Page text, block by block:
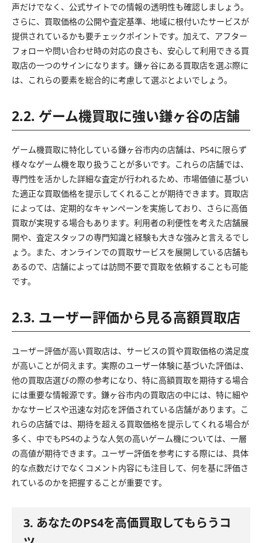
声だけでなく、公式サイトでの情報の透明性も確認しましょう。
さらに、買取価格の公開や査定基準、地域に根付いたサービスが
提供されているかも要チェックポイントです。加えて、アフター
フォローや問い合わせ時の対応の良さも、安心して利用できる買
取店の一つのサインになります。鎌ヶ谷にある買取店を選ぶ際に
は、これらの要素を総合的に考慮して選ぶとよいでしょう。
2.2. ゲーム機買取に強い鎌ヶ谷の店舗
ゲーム機買取に特化している鎌ヶ谷市内の店舗は、PS4に限らず
様々なゲーム機を取り扱うことが多いです。これらの店舗では、
専門性を活かした詳細な査定が行われるため、市場価値に基づい
た適正な買取価格を提示してくれることが期待できます。買取店
によっては、定期的なキャンペーンを実施しており、さらに高価
買取が実現する場合もあります。利用者の利便性を考えた店舗展
開や、査定スタッフの専門知識と経験も大きな強みと言えるでし
ょう。また、オンラインでの買取サービスを展開している店舗も
あるので、店舗によっては訪問不要で買取を依頼することも可能
です。
2.3. ユーザー評価から見る高額買取店
ユーザー評価が高い買取店は、サービスの質や買取価格の満足度
が高いことが伺えます。実際のユーザー体験に基づいた評価は、
他の買取店選びの際の参考になり、特に高額買取を期待する場合
には重要な情報源です。鎌ヶ谷市内の買取店の中には、特に細や
かなサービスや迅速な対応を評価されている店舗があります。こ
れらの店舗では、期待を超える買取価格を提示してくれる場合が
多く、中でもPS4のような人気の高いゲーム機については、一層
の高値が期待できます。ユーザー評価を参考にする際には、具体
的な点数だけでなくコメント内容にも注目して、何を基に評価さ
れているのかを把握することが重要です。
3. あなたのPS4を高価買取してもらうコ